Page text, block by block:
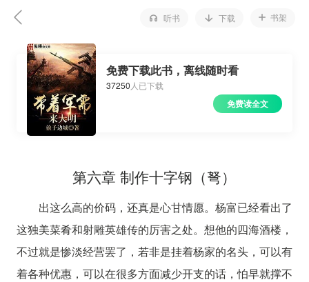
听书 下载 书架
免费下载此书，离线随时看
37250 人已下载
免费读全文
第六章 制作十字钢（弩）
出这么高的价码，还真是心甘情愿。杨富已经看出了
这独美菜肴和射雕英雄传的厉害之处。想他的四海酒楼，
不过就是惨淡经营罢了，若非是挂着杨家的名头，可以有
着各种优惠，可以在很多方面减少开支的话，怕早就撑不